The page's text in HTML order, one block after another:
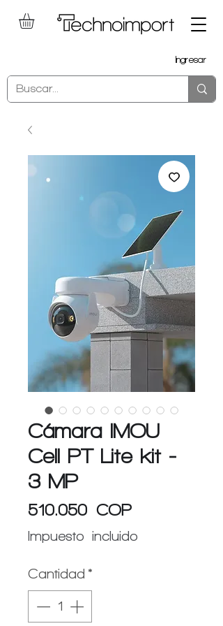
Ingresar
Cámara IMOU
Cell PT Lite kit -
3 MP
510.050 COPPrecio
Impuesto incluido
Cantidad *